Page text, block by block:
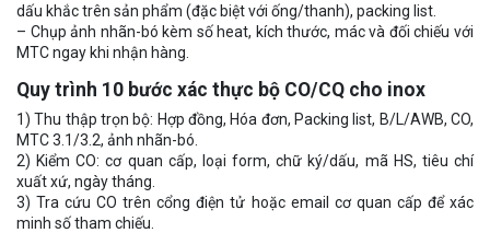
dấu khắc trên sản phẩm (đặc biệt với ống/thanh), packing list.
– Chụp ảnh nhãn-bó kèm số heat, kích thước, mác và đối chiếu với
MTC ngay khi nhận hàng.
Quy trình 10 bước xác thực bộ CO/CQ cho inox
1) Thu thập trọn bộ: Hợp đồng, Hóa đơn, Packing list, B/L/AWB, CO,
MTC 3.1/3.2, ảnh nhãn-bó.
2) Kiểm CO: cơ quan cấp, loại form, chữ ký/dấu, mã HS, tiêu chí
xuất xứ, ngày tháng.
3) Tra cứu CO trên cổng điện tử hoặc email cơ quan cấp để xác
minh số tham chiếu.